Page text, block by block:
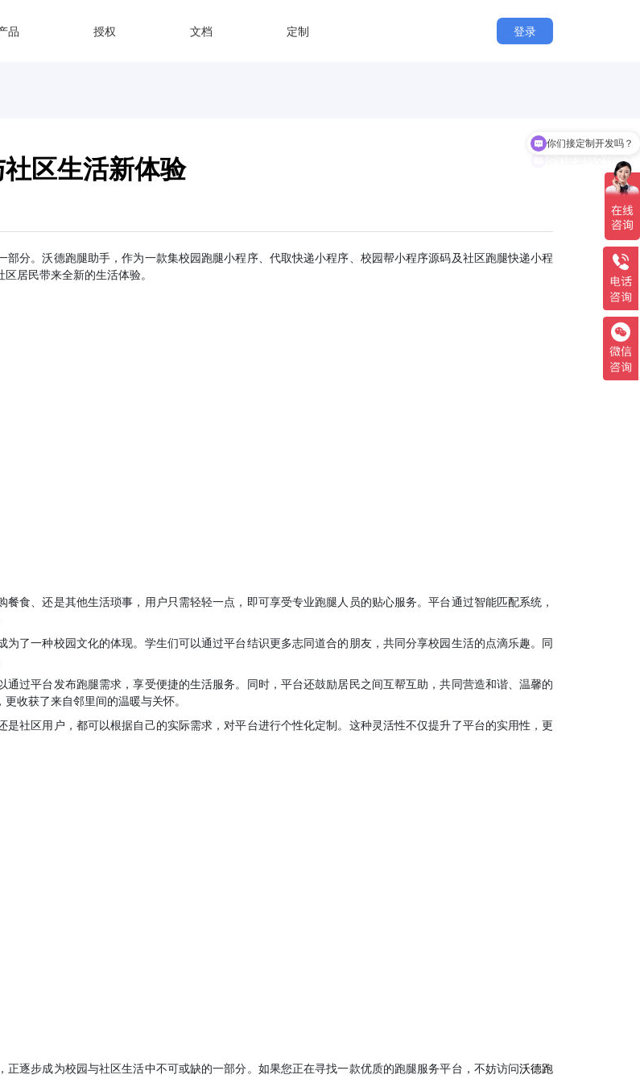
品 授权 文档 定制 登录
区生活新体验
分。沃德跑腿助手，作为一款集校园跑腿小程序、代取快递小程序、校园帮小程序源码及社区跑腿快递小程
居民带来全新的生活体验。
食、还是其他生活琐事，用户只需轻轻一点，即可享受专业跑腿人员的贴心服务。平台通过智能匹配系统，
了一种校园文化的体现。学生们可以通过平台结识更多志同道合的朋友，共同分享校园生活的点滴乐趣。同
过平台发布跑腿需求，享受便捷的生活服务。同时，平台还鼓励居民之间互帮互助，共同营造和谐、温馨的
收获了来自邻里间的温暖与关怀。
社区用户，都可以根据自己的实际需求，对平台进行个性化定制。这种灵活性不仅提升了平台的实用性，更
逐步成为校园与社区生活中不可或缺的一部分。如果您正在寻找一款优质的跑腿服务平台，不妨访问沃德跑
你们是源码交付吗？